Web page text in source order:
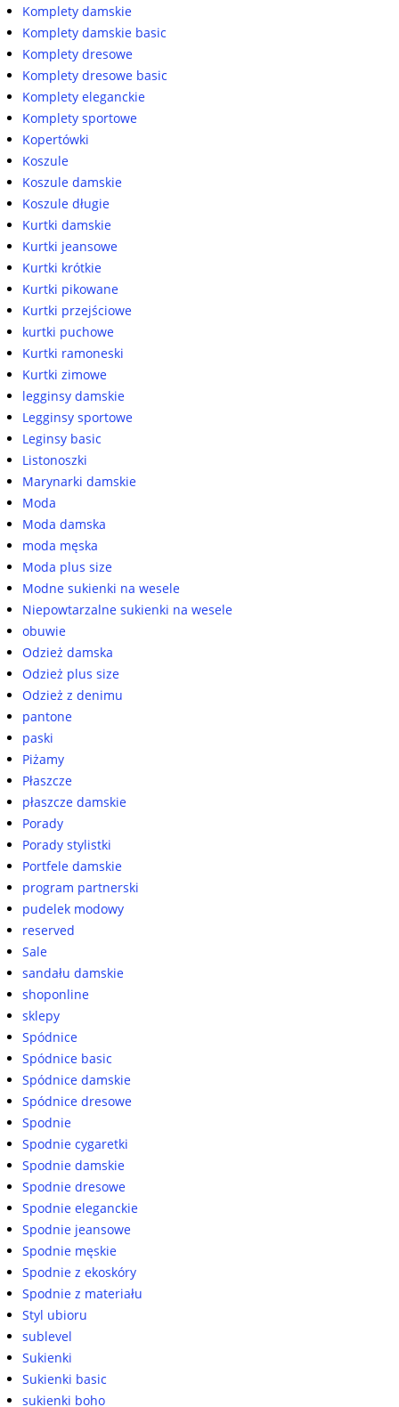
Komplety damskie
Komplety damskie basic
Komplety dresowe
Komplety dresowe basic
Komplety eleganckie
Komplety sportowe
Kopertówki
Koszule
Koszule damskie
Koszule długie
Kurtki damskie
Kurtki jeansowe
Kurtki krótkie
Kurtki pikowane
Kurtki przejściowe
kurtki puchowe
Kurtki ramoneski
Kurtki zimowe
legginsy damskie
Legginsy sportowe
Leginsy basic
Listonoszki
Marynarki damskie
Moda
Moda damska
moda męska
Moda plus size
Modne sukienki na wesele
Niepowtarzalne sukienki na wesele
obuwie
Odzież damska
Odzież plus size
Odzież z denimu
pantone
paski
Piżamy
Płaszcze
płaszcze damskie
Porady
Porady stylistki
Portfele damskie
program partnerski
pudelek modowy
reserved
Sale
sandału damskie
shoponline
sklepy
Spódnice
Spódnice basic
Spódnice damskie
Spódnice dresowe
Spodnie
Spodnie cygaretki
Spodnie damskie
Spodnie dresowe
Spodnie eleganckie
Spodnie jeansowe
Spodnie męskie
Spodnie z ekoskóry
Spodnie z materiału
Styl ubioru
sublevel
Sukienki
Sukienki basic
sukienki boho